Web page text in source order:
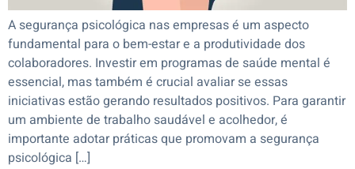
A segurança psicológica nas empresas é um aspecto
fundamental para o bem-estar e a produtividade dos
colaboradores. Investir em programas de saúde mental é
essencial, mas também é crucial avaliar se essas
iniciativas estão gerando resultados positivos. Para garantir
um ambiente de trabalho saudável e acolhedor, é
importante adotar práticas que promovam a segurança
psicológica […]